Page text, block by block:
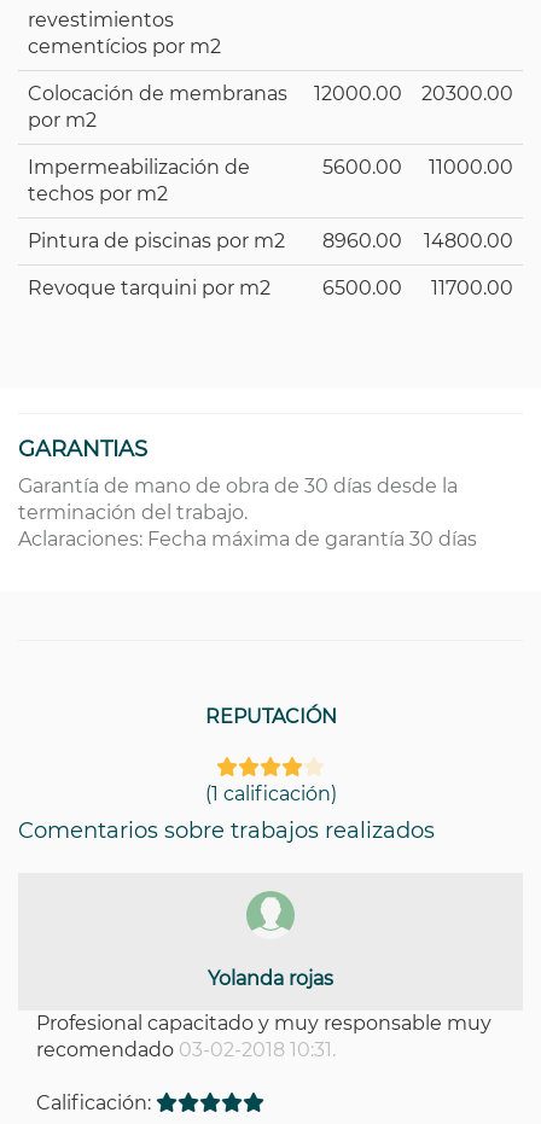
revestimientos
cementícios por m2
Colocación de membranas
por m2
12000.00 20300.00
Impermeabilización de
techos por m2
5600.00 11000.00
Pintura de piscinas por m2 8960.00 14800.00
Revoque tarquini por m2 6500.00 11700.00
GARANTIAS
Garantía de mano de obra de 30 días desde la
terminación del trabajo.
Aclaraciones: Fecha máxima de garantía 30 días
REPUTACIÓN
(1 calificación)
Comentarios sobre trabajos realizados
Yolanda rojas
Profesional capacitado y muy responsable muy
recomendado 03-02-2018 10:31.
Calificación: